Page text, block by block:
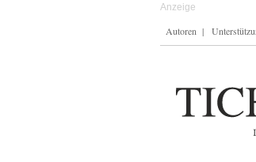
Autoren